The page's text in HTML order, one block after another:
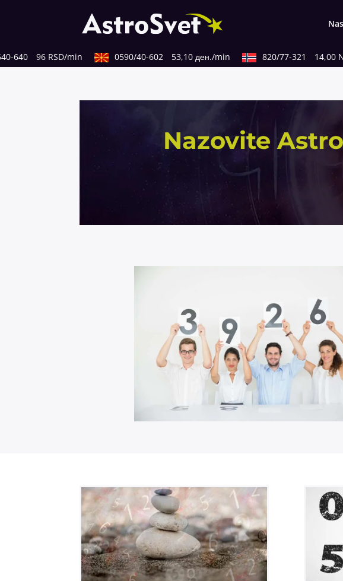
640 96 RSD/min 0590/40-602 53,10 ден./min 820/77-321 14,00
Nazovite